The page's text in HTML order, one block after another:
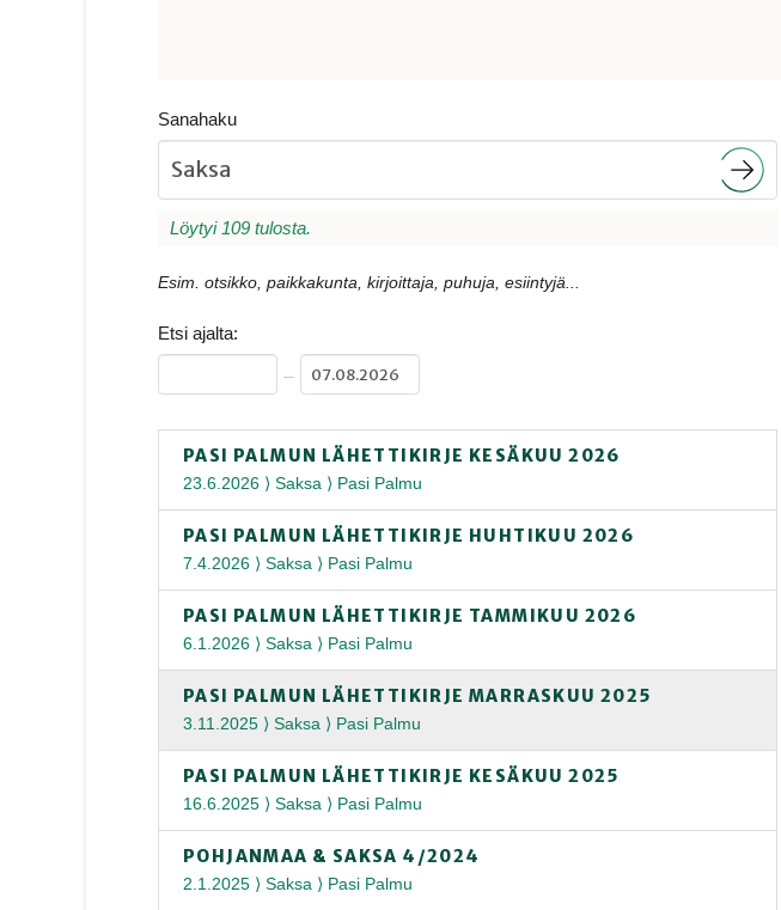
Sanahaku
Löytyi 109 tulosta.
Esim. otsikko, paikkakunta, kirjoittaja, puhuja, esiintyjä...
Etsi ajalta:
–
PASI PALMUN LÄHETTIKIRJE KESÄKUU 2026
23.6.2026 ⟩ Saksa ⟩ Pasi Palmu
PASI PALMUN LÄHETTIKIRJE HUHTIKUU 2026
7.4.2026 ⟩ Saksa ⟩ Pasi Palmu
PASI PALMUN LÄHETTIKIRJE TAMMIKUU 2026
6.1.2026 ⟩ Saksa ⟩ Pasi Palmu
PASI PALMUN LÄHETTIKIRJE MARRASKUU 2025
3.11.2025 ⟩ Saksa ⟩ Pasi Palmu
PASI PALMUN LÄHETTIKIRJE KESÄKUU 2025
16.6.2025 ⟩ Saksa ⟩ Pasi Palmu
POHJANMAA & SAKSA 4/2024
2.1.2025 ⟩ Saksa ⟩ Pasi Palmu